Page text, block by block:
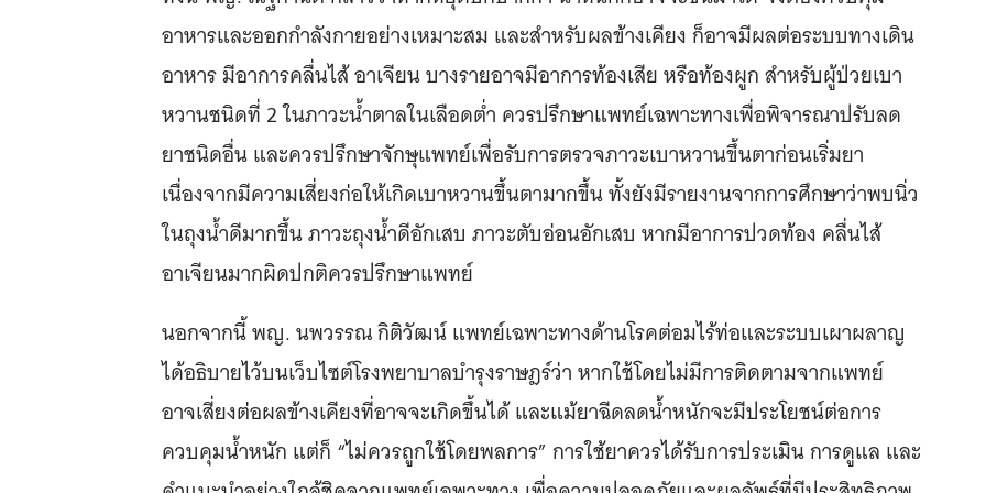
อาหารและออกกำลังกายอย่างเหมาะสม และสำหรับผลข้างเคียง ก็อาจมีผลต่อระบบทางเดิน
อาหาร มีอาการคลื่นไส้ อาเจียน บางรายอาจมีอาการท้องเสีย หรือท้องผูก สำหรับผู้ป่วยเบา
หวานชนิดที่ 2 ในภาวะน้ำตาลในเลือดต่ำ ควรปรึกษาแพทย์เฉพาะทางเพื่อพิจารณาปรับลด
ยาชนิดอื่น และควรปรึกษาจักษุแพทย์เพื่อรับการตรวจภาวะเบาหวานขึ้นตาก่อนเริ่มยา
เนื่องจากมีความเสี่ยงก่อให้เกิดเบาหวานขึ้นตามากขึ้น ทั้งยังมีรายงานจากการศึกษาว่าพบนิ่ว
ในถุงน้ำดีมากขึ้น ภาวะถุงน้ำดีอักเสบ ภาวะตับอ่อนอักเสบ หากมีอาการปวดท้อง คลื่นไส้
อาเจียนมากผิดปกติควรปรึกษาแพทย์
นอกจากนี้ พญ. นพวรรณ กิติวัฒน์ แพทย์เฉพาะทางด้านโรคต่อมไร้ท่อและระบบเผาผลาญ
ได้อธิบายไว้บนเว็บไซต์โรงพยาบาลบํารุงราษฎร์ว่า หากใช้โดยไม่มีการติดตามจากแพทย์
อาจเสี่ยงต่อผลข้างเคียงที่อาจจะเกิดขึ้นได้ และแม้ยาฉีดลดน้ำหนักจะมีประโยชน์ต่อการ
ควบคุมน้ำหนัก แต่ก็ “ไม่ควรถูกใช้โดยพลการ” การใช้ยาควรได้รับการประเมิน การดูแล และ